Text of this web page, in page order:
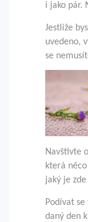
i jako pár.
Jestliže
uvedeno,
se
Navštivte
která
jaký je
Podívat
daný den